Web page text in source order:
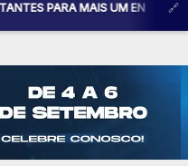
MAIS UM ENCONTRO DO